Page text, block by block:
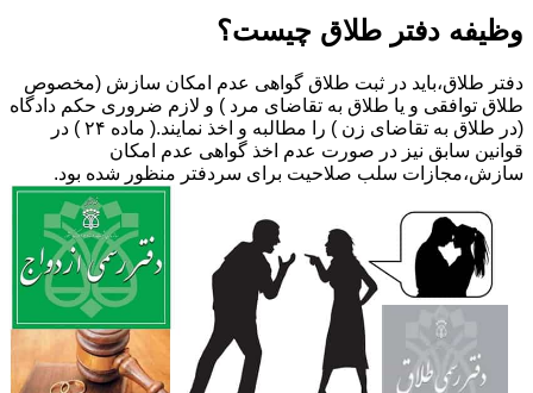
وظیفه دفتر طلاق چیست؟
دفتر طلاق،باید در ثبت طلاق گواهی عدم امکان سازش (مخصوص
طلاق توافقی و یا طلاق به تقاضای مرد ) و لازم ضروری حکم دادگاه
(در طلاق به تقاضای زن ) را مطالبه و اخذ نمایند.( ماده ۲۴ ) در
قوانین سابق نیز در صورت عدم اخذ گواهی عدم امکان
سازش،مجازات سلب صلاحیت برای سردفتر منظور شده بود.